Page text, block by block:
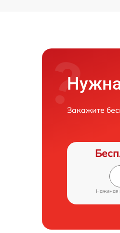
Закажите
Нажимая